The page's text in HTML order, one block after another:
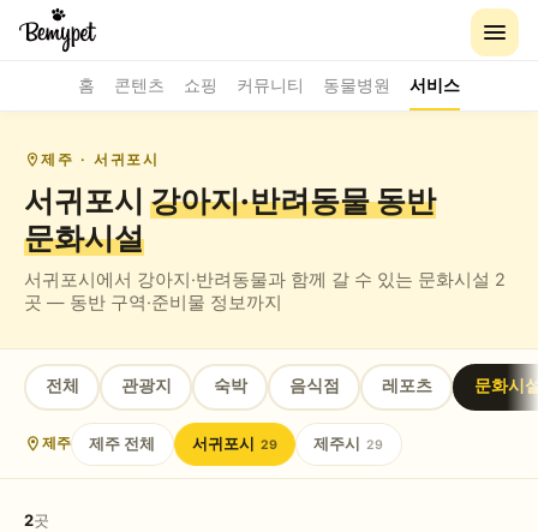
홈 콘텐츠 쇼핑 커뮤니티 동물병원 서비스
제주 · 서귀포시
서귀포시 강아지·반려동물 동반
문화시설
서귀포시에서 강아지·반려동물과 함께 갈 수 있는 문화시설 2
곳 — 동반 구역·준비물 정보까지
전체 관광지 숙박 음식점 레포츠 문화시
제주 제주 전체 서귀포시 29 제주시 29
2곳